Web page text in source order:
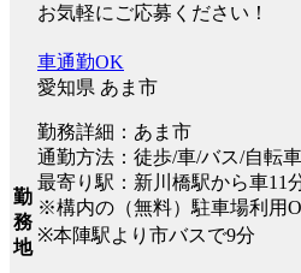
お気軽にご応募ください！
勤
務
地
車通勤OK
愛知県 あま市
勤務詳細：あま市
通勤方法：徒歩/車/バス/自転
最寄り駅：新川橋駅から車11
※構内の（無料）駐車場利用
※本陣駅より市バスで9分